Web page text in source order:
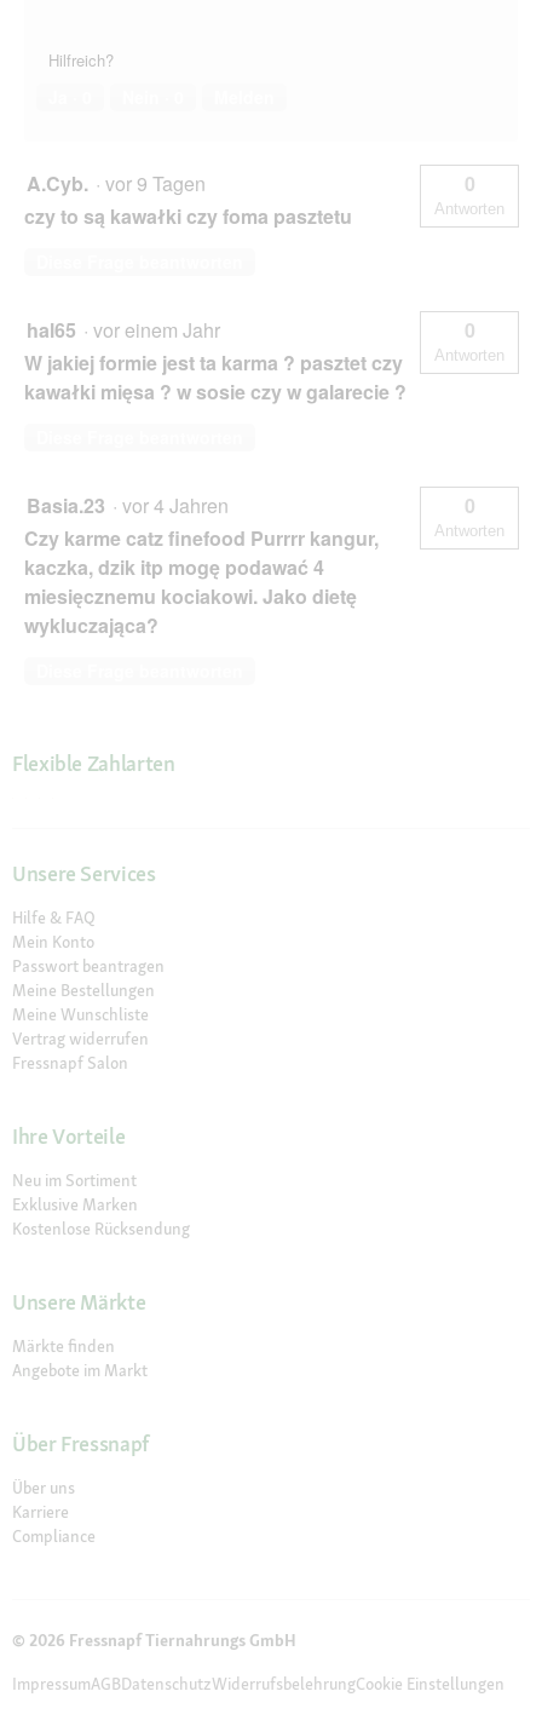
Hilfreich?
A.Cyb. · vor 9 Tagen
czy to są kawałki czy foma pasztetu
0
Antworten
hal65 · vor einem Jahr
W jakiej formie jest ta karma ? pasztet czy
kawałki mięsa ? w sosie czy w galarecie ?
0
Antworten
Basia.23 · vor 4 Jahren
Czy karme catz finefood Purrrr kangur,
kaczka, dzik itp mogę podawać 4
miesięcznemu kociakowi. Jako dietę
wykluczająca?
0
Antworten
Flexible Zahlarten
Unsere Services
Hilfe & FAQ
Mein Konto
Passwort beantragen
Meine Bestellungen
Meine Wunschliste
Vertrag widerrufen
Fressnapf Salon
Ihre Vorteile
Neu im Sortiment
Exklusive Marken
Kostenlose Rücksendung
Unsere Märkte
Märkte finden
Angebote im Markt
Über Fressnapf
Über uns
Karriere
Compliance
© 2026 Fressnapf Tiernahrungs GmbH
ImpressumAGBDatenschutzWiderrufsbelehrungCookie Einstellungen